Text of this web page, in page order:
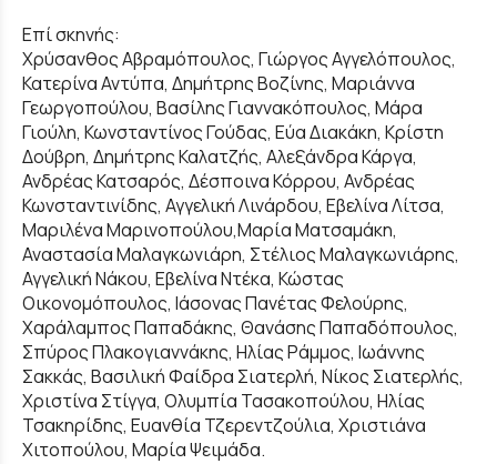
Επί σκηνής:
Χρύσανθος Αβραμόπουλος, Γιώργος Αγγελόπουλος,
Κατερίνα Αντύπα, Δημήτρης Βοζίνης, Μαριάννα
Γεωργοπούλου, Βασίλης Γιαννακόπουλος, Μάρα
Γιούλη, Κωνσταντίνος Γούδας, Εύα Διακάκη, Κρίστη
Δούβρη, Δημήτρης Καλατζής, Αλεξάνδρα Κάργα,
Ανδρέας Κατσαρός, Δέσποινα Κόρρου, Ανδρέας
Κωνσταντινίδης, Αγγελική Λινάρδου, Εβελίνα Λίτσα,
Μαριλένα Μαρινοπούλου,Μαρία Ματσαμάκη,
Αναστασία Μαλαγκωνιάρη, Στέλιος Μαλαγκωνιάρης,
Αγγελική Νάκου, Εβελίνα Ντέκα, Κώστας
Οικονομόπουλος, Ιάσονας Πανέτας Φελούρης,
Χαράλαμπος Παπαδάκης, Θανάσης Παπαδόπουλος,
Σπύρος Πλακογιαννάκης, Ηλίας Ράμμος, Ιωάννης
Σακκάς, Βασιλική Φαίδρα Σιατερλή, Νίκος Σιατερλής,
Χριστίνα Στίγγα, Ολυμπία Τασακοπούλου, Ηλίας
Τσακηρίδης, Ευανθία Τζερεντζούλια, Χριστιάνα
Χιτοπούλου, Μαρία Ψειμάδα.